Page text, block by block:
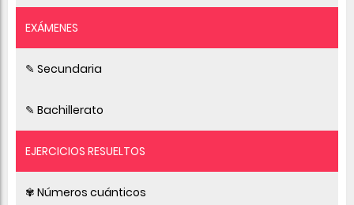
EXÁMENES
✎ Secundaria
✎ Bachillerato
EJERCICIOS RESUELTOS
✾ Números cuánticos